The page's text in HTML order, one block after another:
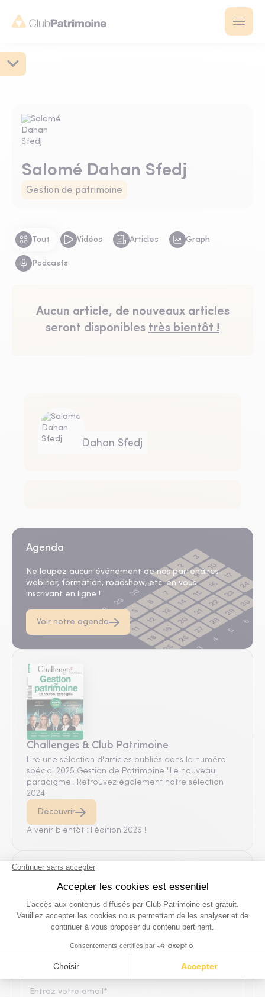
Salomé Dahan Sfedj
Gestion de patrimoine
Tout Vidéos Articles Graph
Podcasts
Aucun article, de nouveaux articles
seront disponibles très bientôt !
Salomé Dahan Sfedj
Agenda
Ne loupez aucun événement de nos partenaires :
webinar, formation, roadshow, etc. en vous
inscrivant en ligne !
Voir notre agenda
Challenges & Club Patrimoine
Lire une sélection d'articles publiés dans le numéro
spécial 2025 Gestion de Patrimoine "Le nouveau
paradigme". Retrouvez également notre sélection
2024.
Découvrir
A venir bientôt : l'édition 2026 !
POUR ALLER PLUS LOIN
Club Patrimoine